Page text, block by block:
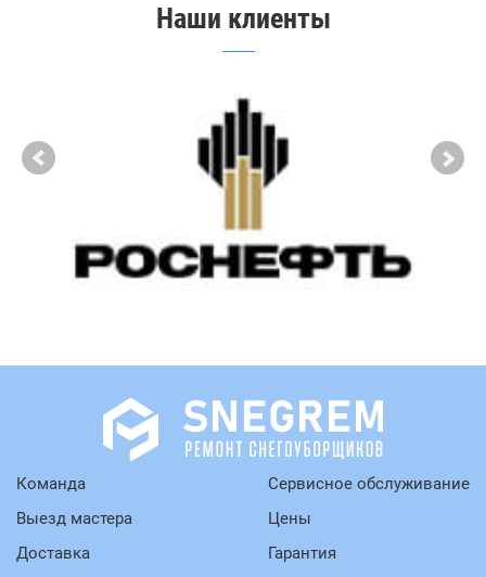
Наши клиенты
Команда
Выезд мастера
Доставка
Сервисное обслуживание
Цены
Гарантия